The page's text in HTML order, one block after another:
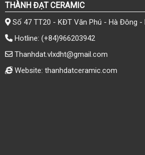
THÀNH ĐẠT CERAMIC
Số 47 TT20 - KĐT Văn Phú - Hà Đông -
Hotline: (+84)966203942
Thanhdat.vlxdht@gmail.com
Website: thanhdatceramic.com